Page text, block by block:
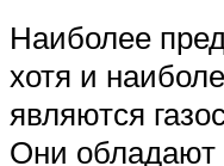
Наиболее
хотя и
являются
Они